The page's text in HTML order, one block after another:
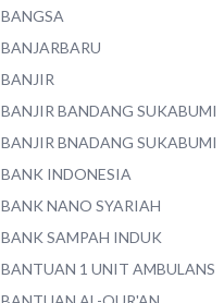
BANGSA
BANJARBARU
BANJIR
BANJIR BANDANG SUKABUMI
BANJIR BNADANG SUKABUMI
BANK INDONESIA
BANK NANO SYARIAH
BANK SAMPAH INDUK
BANTUAN 1 UNIT AMBULANS